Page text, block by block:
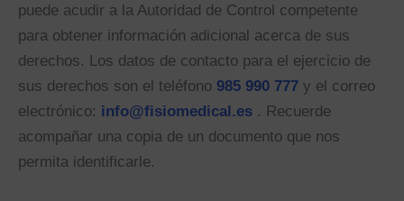
puede acudir a la Autoridad de Control competente
para obtener información adicional acerca de sus
derechos. Los datos de contacto para el ejercicio de
sus derechos son el teléfono 985 990 777 y el correo
electrónico: info@fisiomedical.es . Recuerde
acompañar una copia de un documento que nos
permita identificarle.